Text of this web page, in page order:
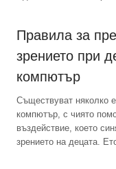
Правила за
зрението при
компютър
Съществуват няколко
компютър, с чиято
въздействие, което
зрението на децата.